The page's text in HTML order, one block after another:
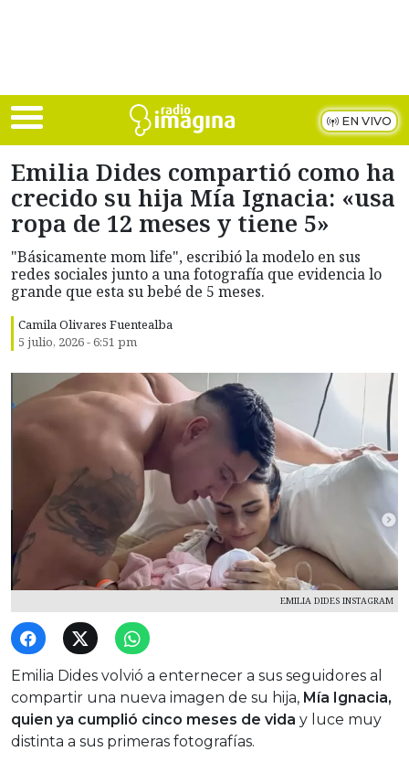
EN VIVO
Emilia Dides compartió como ha
crecido su hija Mía Ignacia: «usa
ropa de 12 meses y tiene 5»
"Básicamente mom life", escribió la modelo en sus
redes sociales junto a una fotografía que evidencia lo
grande que esta su bebé de 5 meses.
Camila Olivares Fuentealba
5 julio, 2026 - 6:51 pm
EMILIA DIDES INSTAGRAM
Emilia Dides volvió a enternecer a sus seguidores al
compartir una nueva imagen de su hija, Mía Ignacia,
quien ya cumplió cinco meses de vida y luce muy
distinta a sus primeras fotografías.